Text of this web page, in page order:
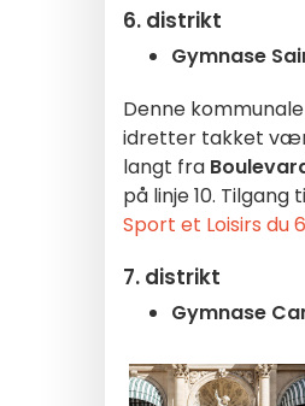
6. distrikt
Gymnase
Denne
idretter takket
langt fra
på linje 10.
Sport et Loisirs du
7. distrikt
Gymnase